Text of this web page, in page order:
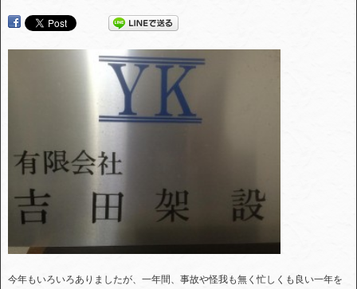
今年もいろいろありましたが、一年間、事故や怪我も無く忙しくも良い一年を